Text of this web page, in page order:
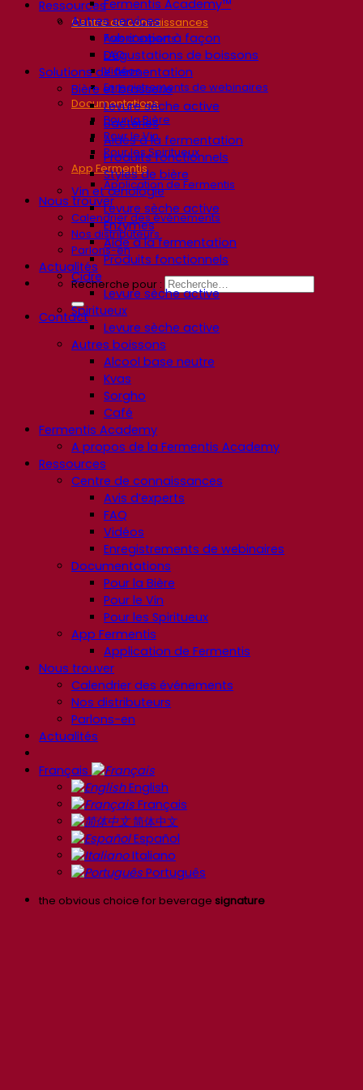
Ressources
Centre de connaissances
Avis d’experts
FAQ
Vidéos
Enregistrements de webinaires
Documentations
Pour la Bière
Pour le Vin
Pour les Spiritueux
App Fermentis
Application de Fermentis
Nous trouver
Calendrier des événements
Nos distributeurs
Parlons-en
Actualités
Recherche pour :
Contact
Fermentis Academy™
Autres services
Fabrication à façon
Dégustations de boissons
Solutions de fermentation
Bière et brasserie
Levure sèche active
Bactéries
Aides à la fermentation
Produits fonctionnels
Styles de bière
Vin et œnologie
Levure sèche active
Enzymes
Aide à la fermentation
Produits fonctionnels
Cidre
Levure sèche active
Spiritueux
Levure sèche active
Autres boissons
Alcool base neutre
Kvas
Sorgho
Café
Fermentis Academy
A propos de la Fermentis Academy
Ressources
Centre de connaissances
Avis d’experts
FAQ
Vidéos
Enregistrements de webinaires
Documentations
Pour la Bière
Pour le Vin
Pour les Spiritueux
App Fermentis
Application de Fermentis
Nous trouver
Calendrier des événements
Nos distributeurs
Parlons-en
Actualités
Français
English
Français
简体中文
Español
Italiano
Português
the obvious choice for beverage signature